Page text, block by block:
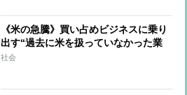
《米の急騰》買い占めビジネスに乗り
出す“過去に米を扱っていなかった業
者”の問題 備蓄米が放出されても
社会